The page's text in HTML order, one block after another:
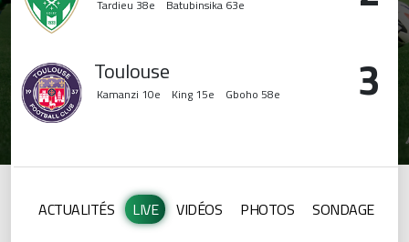
Tardieu 38e Batubinsika 63e
Toulouse
Kamanzi 10e King 15e Gboho 58e 3
ACTUALITÉS LIVE VIDÉOS PHOTOS SONDAGE